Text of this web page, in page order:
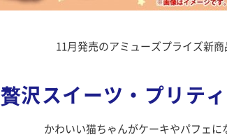
11月発売のアミューズプライズ新
贅沢スイーツ・プリテ
かわいい猫ちゃんがケーキやパフェに